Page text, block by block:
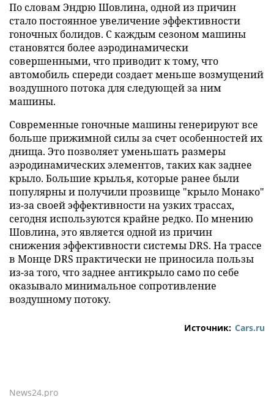
По словам Эндрю Шовлина, одной из причин
стало постоянное увеличение эффективности
гоночных болидов. С каждым сезоном машины
становятся более аэродинамически
совершенными, что приводит к тому, что
автомобиль спереди создает меньше возмущений
воздушного потока для следующей за ним
машины.
Современные гоночные машины генерируют все
больше прижимной силы за счет особенностей их
днища. Это позволяет уменьшать размеры
аэродинамических элементов, таких как заднее
крыло. Большие крылья, которые ранее были
популярны и получили прозвище "крыло Монако"
из-за своей эффективности на узких трассах,
сегодня используются крайне редко. По мнению
Шовлина, это является одной из причин
снижения эффективности системы DRS. На трассе
в Монце DRS практически не приносила пользы
из-за того, что заднее антикрыло само по себе
оказывало минимальное сопротивление
воздушному потоку.
Источник: Cars.ru
News24.pro